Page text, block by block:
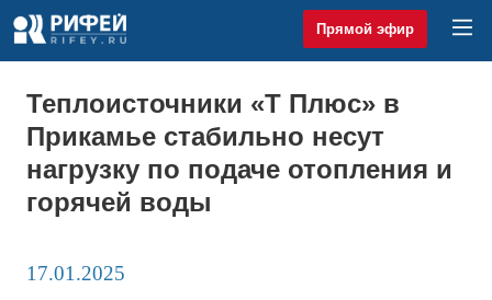
Прямой эфир
Теплоисточники «Т Плюс» в
Прикамье стабильно несут
нагрузку по подаче отопления и
горячей воды
17.01.2025